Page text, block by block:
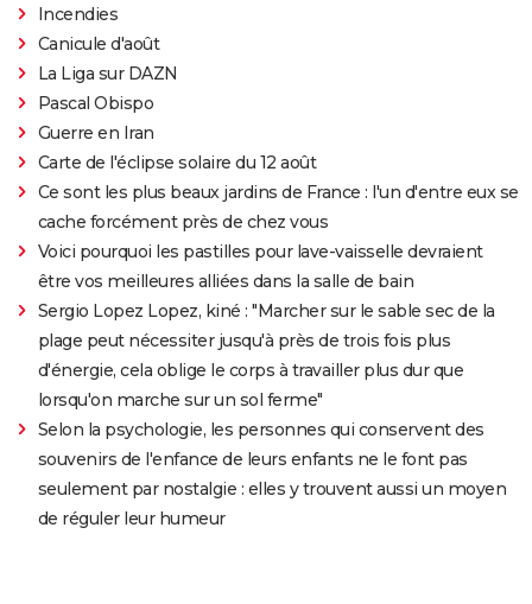
Incendies
Canicule d'août
La Liga sur DAZN
Pascal Obispo
Guerre en Iran
Carte de l'éclipse solaire du 12 août
Ce sont les plus beaux jardins de France : l'un d'entre eux se
cache forcément près de chez vous
Voici pourquoi les pastilles pour lave-vaisselle devraient
être vos meilleures alliées dans la salle de bain
Sergio Lopez Lopez, kiné : "Marcher sur le sable sec de la
plage peut nécessiter jusqu'à près de trois fois plus
d'énergie, cela oblige le corps à travailler plus dur que
lorsqu'on marche sur un sol ferme"
Selon la psychologie, les personnes qui conservent des
souvenirs de l'enfance de leurs enfants ne le font pas
seulement par nostalgie : elles y trouvent aussi un moyen
de réguler leur humeur